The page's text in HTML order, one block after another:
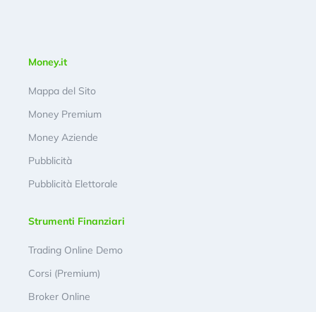
Money.it
Mappa del Sito
Money Premium
Money Aziende
Pubblicità
Pubblicità Elettorale
Strumenti Finanziari
Trading Online Demo
Corsi (Premium)
Broker Online